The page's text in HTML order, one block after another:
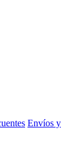
Envíos y